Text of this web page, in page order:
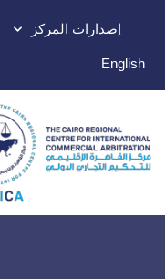
إصدارات المركز
English